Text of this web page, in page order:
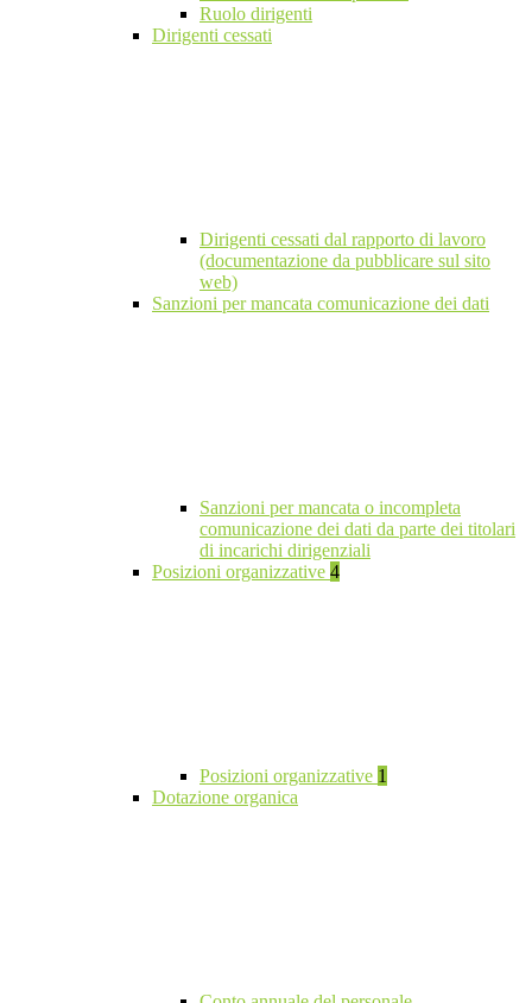
Ruolo dirigenti
Dirigenti cessati
Dirigenti cessati dal rapporto di lavoro
(documentazione da pubblicare sul sito
web)
Sanzioni per mancata comunicazione dei dati
Sanzioni per mancata o incompleta
comunicazione dei dati da parte dei titolari
di incarichi dirigenziali
Posizioni organizzative 4
Posizioni organizzative 1
Dotazione organica